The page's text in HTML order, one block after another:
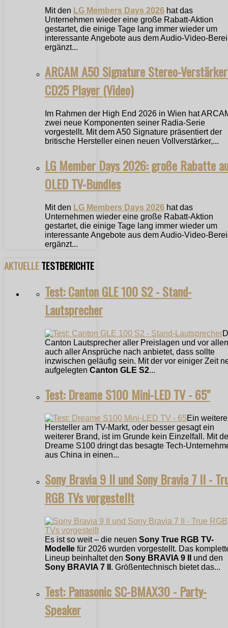
Mit den LG Members Days 2026 hat das
Unternehmen wieder eine große Rabatt-Aktion
gestartet, die einige Tage lang immer wieder um
interessante Angebote aus dem Audio-Video-
ergänzt...
ARCAM A50 Signature Stereo-
CD25 Player (Video)
Im Rahmen der High End 2026 in Wien hat
zwei neue Komponenten seiner Radia-Serie
vorgestellt. Mit dem A50 Signature präsentiert der
britische Hersteller einen neuen Vollverstärker,...
LG Member Days 2026: große Rabatte
OLED TV-Bundles
Mit den LG Members Days 2026 hat das
Unternehmen wieder eine große Rabatt-Aktion
gestartet, die einige Tage lang immer wieder um
interessante Angebote aus dem Audio-Video-
ergänzt...
AKTUELLETESTBERICHTE
Test: Canton GLE 100 S2 - Stand-
Lautsprecher
Canton Lautsprecher aller Preislagen und vor
auch aller Ansprüche nach anbietet, dass sollte
inzwischen geläufig sein. Mit der vor einiger Zeit
aufgelegten Canton GLE S2...
Test: Dreame S100 Mini-LED TV - 65"
Ein
Hersteller am TV-Markt, oder besser gesagt ein
weiterer Brand, ist im Grunde kein Einzelfall. Mit
Dreame S100 dringt das besagte Tech-
aus China in einen...
Sony Bravia 9 II und Sony Bravia 7 II -
RGB TVs vorgestellt
Es ist so weit – die neuen Sony True RGB TV-
Modelle für 2026 wurden vorgestellt. Das
Lineup beinhaltet den Sony BRAVIA 9 II
und den
Sony BRAVIA 7 II . Größentechnisch bietet das...
Test: Panasonic SC-BMAX30 - Party-
Speaker